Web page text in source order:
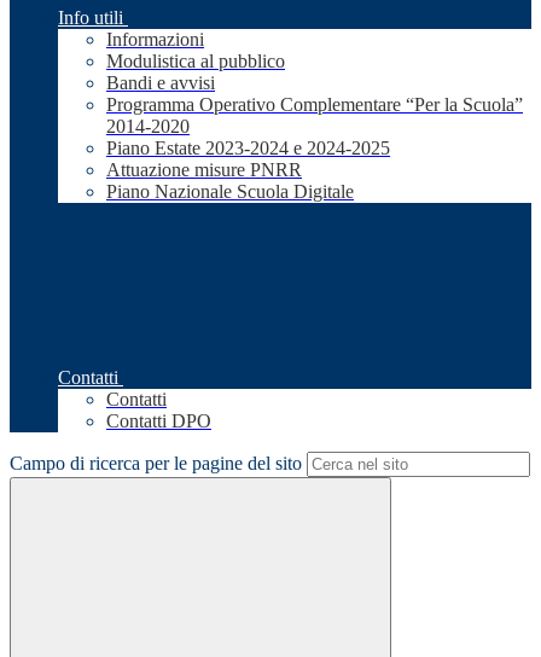
Info utili
Informazioni
Modulistica al pubblico
Bandi e avvisi
Programma Operativo Complementare “Per la Scuola”
2014-2020
Piano Estate 2023-2024 e 2024-2025
Attuazione misure PNRR
Piano Nazionale Scuola Digitale
Contatti
Contatti
Contatti DPO
Campo di ricerca per le pagine del sito